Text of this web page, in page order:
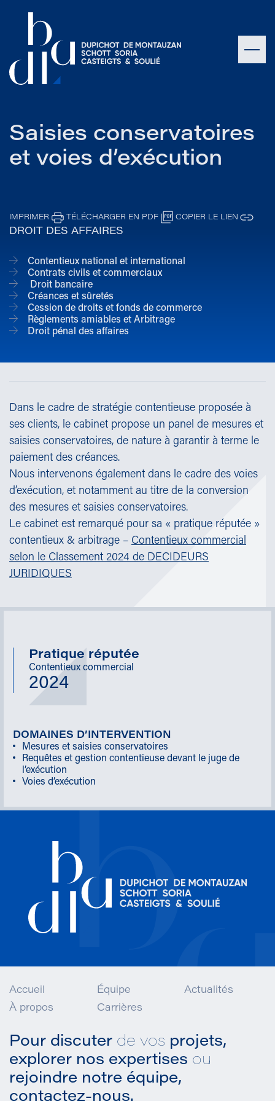
Saisies conservatoires
et voies d’exécution
IMPRIMER TÉLÉCHARGER EN PDF COPIER LE LIEN
DROIT DES AFFAIRES
Contentieux national et international
Contrats civils et commerciaux
Droit bancaire
Créances et sûretés
Cession de droits et fonds de commerce
Règlements amiables et Arbitrage
Droit pénal des affaires
Dans le cadre de stratégie contentieuse proposée à
ses clients, le cabinet propose un panel de mesures et
saisies conservatoires, de nature à garantir à terme le
paiement des créances.
Nous intervenons également dans le cadre des voies
d’exécution, et notamment au titre de la conversion
des mesures et saisies conservatoires.
Le cabinet est remarqué pour sa « pratique réputée »
contentieux & arbitrage – Contentieux commercial
selon le Classement 2024 de DECIDEURS
JURIDIQUES
Pratique réputée
Contentieux commercial
2024
DOMAINES D’INTERVENTION
Mesures et saisies conservatoires
Requêtes et gestion contentieuse devant le juge de
l’exécution
Voies d’exécution
Accueil Équipe
Actualités
À propos
Carrières
Pour discuter de vos projets,
explorer nos expertises ou
rejoindre notre équipe,
contactez-nous.